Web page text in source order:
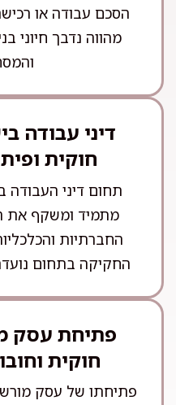
הסכם עבודה או
מהווה נדבך חיוני
דיני עבודה
חוקית
תחום דיני
מתמיד ומשקף את
החברתיות
החקיקה בתחום
פתיחת עסק
חוקית
פתיחתו של עסק